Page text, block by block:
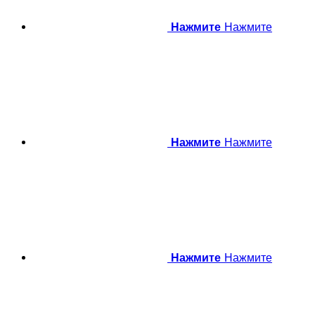
Нажмите Нажмите
Нажмите Нажмите
Нажмите Нажмите